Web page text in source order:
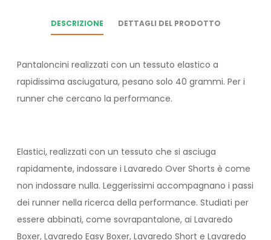
DESCRIZIONE DETTAGLI DEL PRODOTTO
Pantaloncini realizzati con un tessuto elastico a
rapidissima asciugatura, pesano solo 40 grammi. Per i
runner che cercano la performance.
Elastici, realizzati con un tessuto che si asciuga
rapidamente, indossare i Lavaredo Over Shorts è come
non indossare nulla. Leggerissimi accompagnano i passi
dei runner nella ricerca della performance. Studiati per
essere abbinati, come sovrapantalone, ai Lavaredo
Boxer, Lavaredo Easy Boxer, Lavaredo Short e Lavaredo